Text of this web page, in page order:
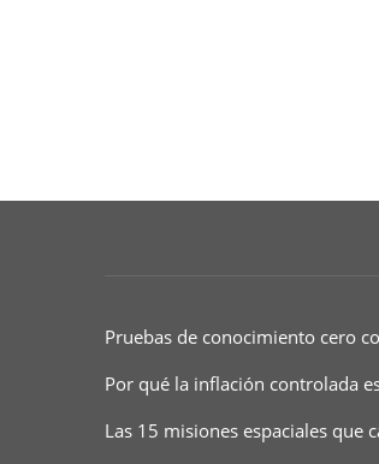
Pruebas de conocimiento cero
Por qué la inflación controlada
Las 15 misiones espaciales que